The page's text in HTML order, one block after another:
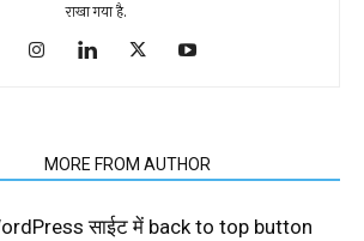
राखा गया है.
MORE FROM AUTHOR
साईट में back to top button